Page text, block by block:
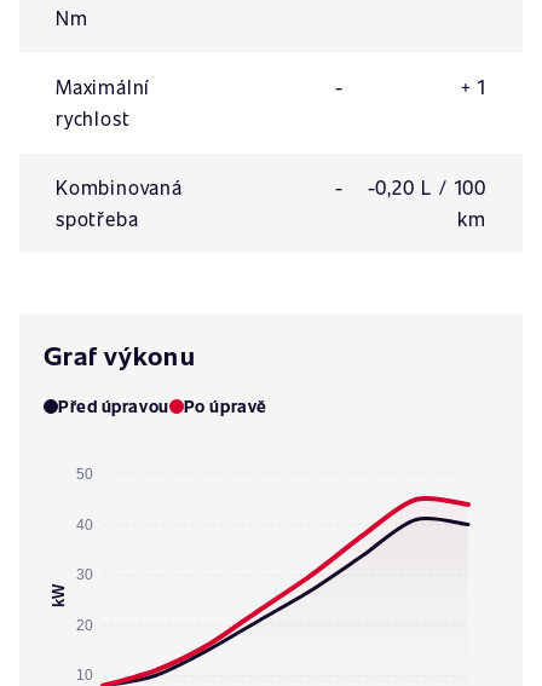
Nm
Maximální
rychlost
- + 1
Kombinovaná
spotřeba
-
-0,20 L / 100
km
Graf výkonu
Před úpravou Po úpravě
50
40
30
20
10
kW